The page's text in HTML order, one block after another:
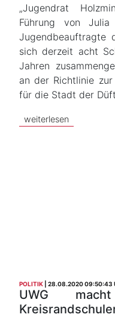
„Jugendrat
Führung von Julia
Jugendbeauftragte
sich derzeit acht
Jahren
an der Richtlinie
für die Stadt der
weiterlesen
POLITIK 28.08.2020 09:50:43
UWG